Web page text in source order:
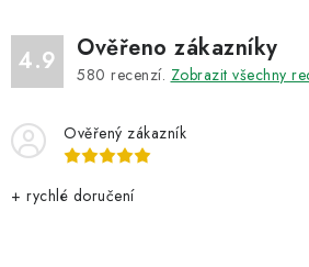
4.9 Ověřeno zákazníky
580 recenzí. Zobrazit všechny
Ověřený zákazník
+ rychlé doručení